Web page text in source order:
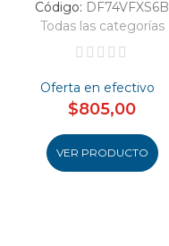
Código: DF74VFXS6B
Todas las categorías
Oferta en efectivo
$805,00
VER PRODUCTO